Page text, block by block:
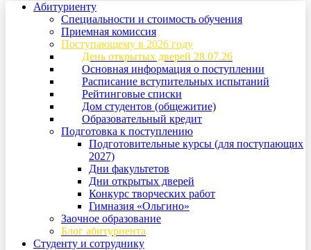
Абитуриенту
Специальности и стоимость обучения
Приемная комиссия
Поступающему в 2026 году
День открытых дверей 28.07.26
Основная информация о поступлении
Расписание вступительных испытаний
Рейтинговые списки
Дом студентов (общежитие)
Образовательный кредит
Подготовка к поступлению
Подготовительные курсы (для поступающих
2027)
Дни факультетов
Дни открытых дверей
Конкурс творческих работ
Гимназия «Ольгино»
Заочное образование
Блог абитуриента
Студенту и сотруднику